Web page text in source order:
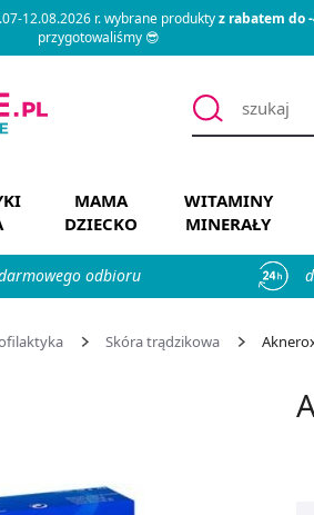
12.08.2026 r. wybrane produktyz rabatem do
przygotowaliśmy 😎
MAMA
DZIECKO
WITAMINY
MINERAŁY
odbioru
Skóra trądzikowa